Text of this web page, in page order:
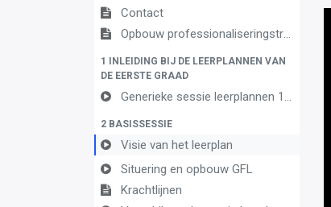
Contact
Opbouw professionaliseringstraject
1 INLEIDING BIJ DE LEERPLANNEN VAN
DE EERSTE GRAAD
Generieke sessie leerplannen 1ste graad
2 BASISSESSIE
Visie van het leerplan
Situering en opbouw GFL
Krachtlijnen